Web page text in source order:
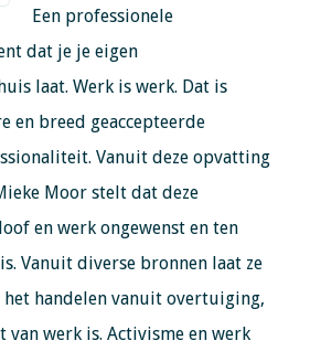
Een professionele
dat je je eigen
laat. Werk is werk. Dat is
en breed geaccepteerde
Vanuit deze opvatting
Moor stelt dat deze
en werk ongewenst en ten
Vanuit diverse bronnen laat ze
het handelen vanuit overtuiging,
van werk is. Activisme en werk